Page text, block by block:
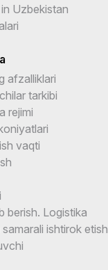
Uzbekistan
afzalliklari
tarkibi
rejimi
vaqti
berish. Logistika
ishtirok etish